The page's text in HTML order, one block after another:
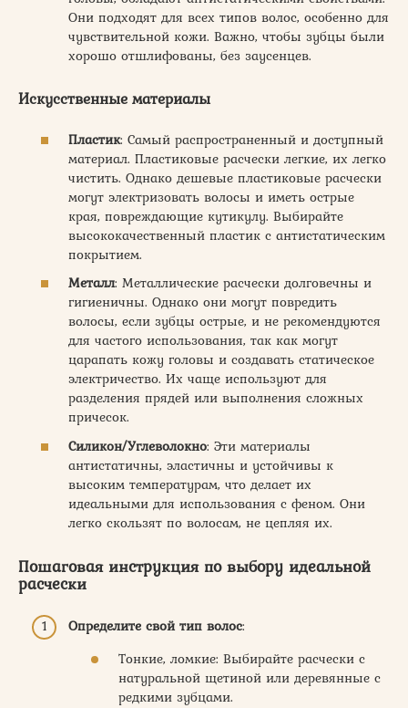
Они подходят для всех типов волос, особенно для
чувствительной кожи. Важно, чтобы зубцы были
хорошо отшлифованы, без заусенцев.
Искусственные материалы
Пластик: Самый распространенный и доступный
материал. Пластиковые расчески легкие, их легко
чистить. Однако дешевые пластиковые расчески
могут электризовать волосы и иметь острые
края, повреждающие кутикулу. Выбирайте
высококачественный пластик с антистатическим
покрытием.
Металл: Металлические расчески долговечны и
гигиеничны. Однако они могут повредить
волосы, если зубцы острые, и не рекомендуются
для частого использования, так как могут
царапать кожу головы и создавать статическое
электричество. Их чаще используют для
разделения прядей или выполнения сложных
причесок.
Силикон/Углеволокно: Эти материалы
антистатичны, эластичны и устойчивы к
высоким температурам, что делает их
идеальными для использования с феном. Они
легко скользят по волосам, не цепляя их.
Пошаговая инструкция по выбору идеальной
расчески
Определите свой тип волос:
Тонкие, ломкие: Выбирайте расчески с
натуральной щетиной или деревянные с
редкими зубцами.